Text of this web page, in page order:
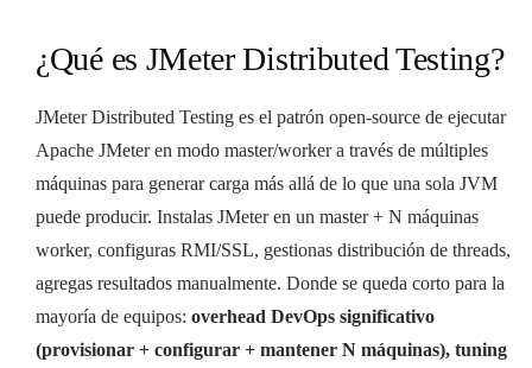
¿Qué es JMeter Distributed Testing?
JMeter Distributed Testing es el patrón open-source de ejecutar
Apache JMeter en modo master/worker a través de múltiples
máquinas para generar carga más allá de lo que una sola JVM
puede producir. Instalas JMeter en un master + N máquinas
worker, configuras RMI/SSL, gestionas distribución de threads,
agregas resultados manualmente. Donde se queda corto para la
mayoría de equipos: overhead DevOps significativo
(provisionar + configurar + mantener N máquinas), tuning